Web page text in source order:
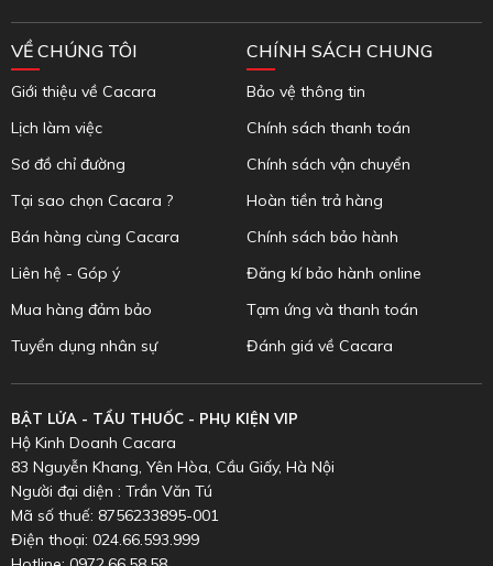
VỀ CHÚNG TÔI
Giới thiệu về Cacara
Lịch làm việc
Sơ đồ chỉ đường
Tại sao chọn Cacara ?
Bán hàng cùng Cacara
Liên hệ - Góp ý
Mua hàng đảm bảo
Tuyển dụng nhân sự
CHÍNH SÁCH CHUNG
Bảo vệ thông tin
Chính sách thanh toán
Chính sách vận chuyển
Hoàn tiền trả hàng
Chính sách bảo hành
Đăng kí bảo hành online
Tạm ứng và thanh toán
Đánh giá về Cacara
BẬT LỬA - TẨU THUỐC - PHỤ KIỆN VIP
Hộ Kinh Doanh Cacara
83 Nguyễn Khang, Yên Hòa, Cầu Giấy, Hà Nội
Người đại diện : Trần Văn Tú
Mã số thuế: 8756233895-001
Điện thoại: 024.66.593.999